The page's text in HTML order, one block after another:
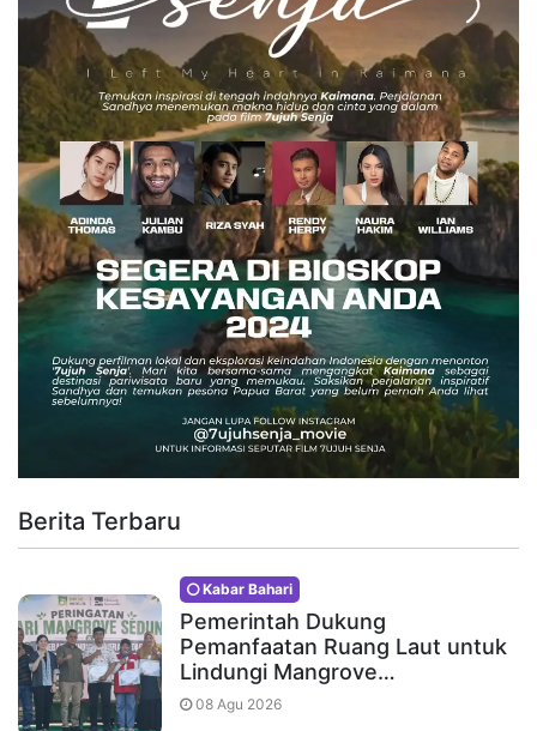
Berita Terbaru
Kabar Bahari
Pemerintah Dukung
Pemanfaatan Ruang Laut untuk
Lindungi Mangrove…
08 Agu 2026